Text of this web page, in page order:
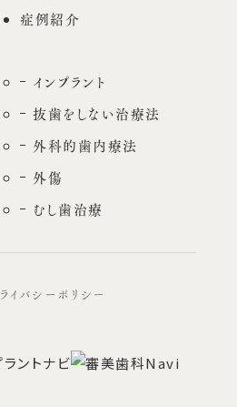
症例紹介
インプラント
抜歯をしない治療法
外科的歯内療法
外傷
むし歯治療
イバシーポリシー